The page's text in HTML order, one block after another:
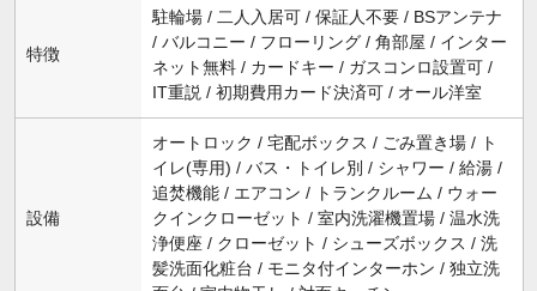
特徴
駐輪場 / 二人入居可 / 保証人不要 / BSアンテナ
/ バルコニー / フローリング / 角部屋 / インター
ネット無料 / カードキー / ガスコンロ設置可 /
IT重説 / 初期費用カード決済可 / オール洋室
設備
オートロック / 宅配ボックス / ごみ置き場 / ト
イレ(専用) / バス・トイレ別 / シャワー / 給湯 /
追焚機能 / エアコン / トランクルーム / ウォー
クインクローゼット / 室内洗濯機置場 / 温水洗
浄便座 / クローゼット / シューズボックス / 洗
髪洗面化粧台 / モニタ付インターホン / 独立洗